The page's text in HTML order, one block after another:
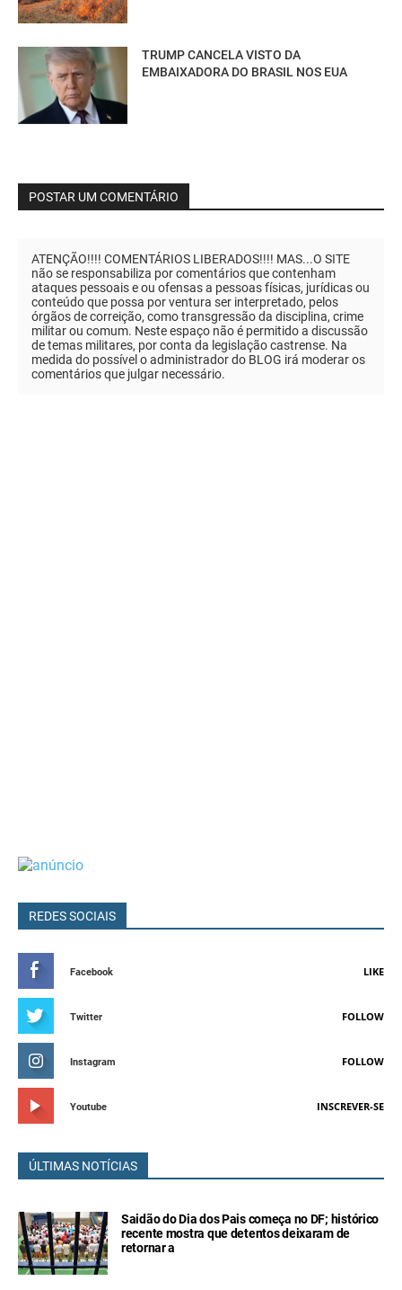
TRUMP CANCELA VISTO DA
EMBAIXADORA DO BRASIL NOS EUA
POSTAR UM COMENTÁRIO
ATENÇÃO!!!! COMENTÁRIOS LIBERADOS!!!! MAS...O SITE
não se responsabiliza por comentários que contenham
ataques pessoais e ou ofensas a pessoas físicas, jurídicas ou
conteúdo que possa por ventura ser interpretado, pelos
órgãos de correição, como transgressão da disciplina, crime
militar ou comum. Neste espaço não é permitido a discussão
de temas militares, por conta da legislação castrense. Na
medida do possível o administrador do BLOG irá moderar os
comentários que julgar necessário.
REDES SOCIAIS
Facebook LIKE
Twitter FOLLOW
Instagram FOLLOW
Youtube INSCREVER-SE
ÚLTIMAS NOTÍCIAS
Saidão do Dia dos Pais começa no DF; histórico
recente mostra que detentos deixaram de
retornar a